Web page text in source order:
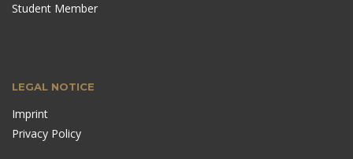
Student Member
LEGAL NOTICE
Imprint
Privacy Policy